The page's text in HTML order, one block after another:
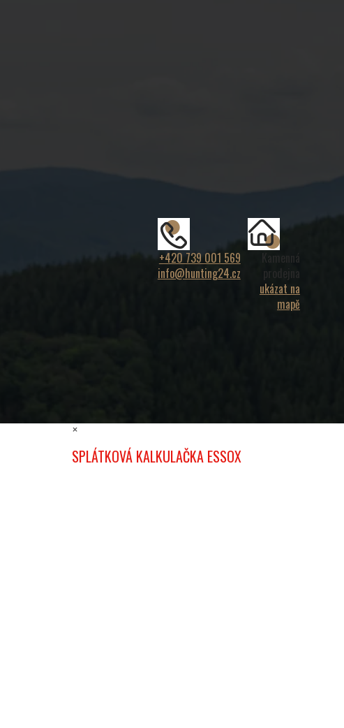
+420 739 001 569
info@hunting24.cz
Kamenná
prodejna
ukázat na
mapě
×
SPLÁTKOVÁ KALKULAČKA ESSOX